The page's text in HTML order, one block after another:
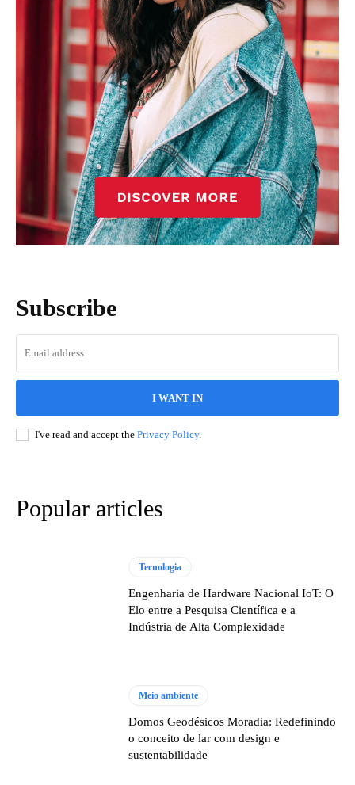
Subscribe
I WANT IN
I've read and accept the Privacy Policy.
Popular articles
Tecnologia
Engenharia de Hardware Nacional IoT: O
Elo entre a Pesquisa Científica e a
Indústria de Alta Complexidade
Meio ambiente
Domos Geodésicos Moradia: Redefinindo
o conceito de lar com design e
sustentabilidade